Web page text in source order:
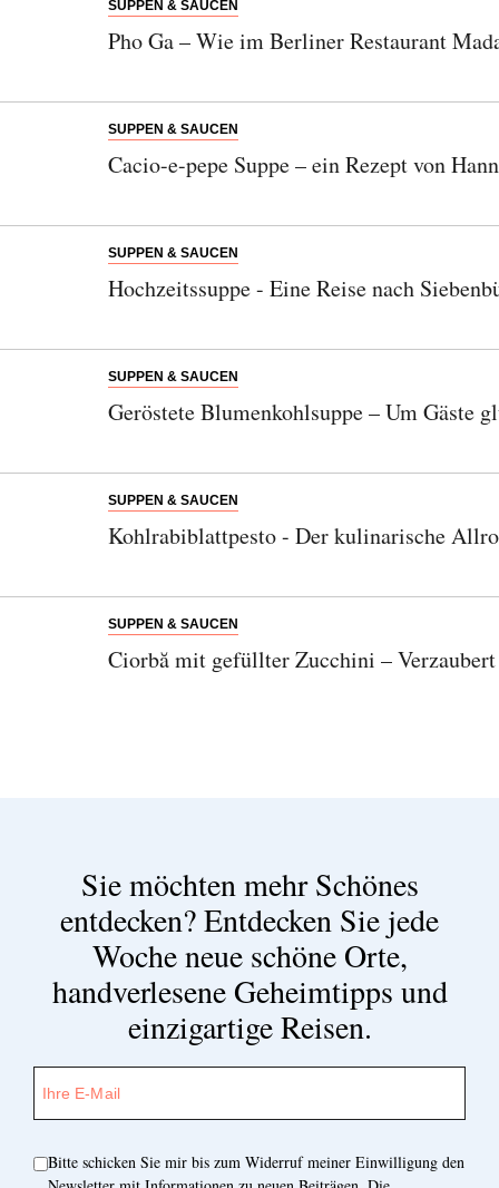
SUPPEN & SAUCEN
Pho Ga – Wie im Berliner Restaurant
SUPPEN & SAUCEN
Cacio-e-pepe Suppe – ein Rezept von
SUPPEN & SAUCEN
Hochzeitssuppe - Eine Reise nach
SUPPEN & SAUCEN
Geröstete Blumenkohlsuppe – Um Gäste
SUPPEN & SAUCEN
Kohlrabiblattpesto - Der kulinarische
SUPPEN & SAUCEN
Ciorbă mit gefüllter Zucchini – Verzaubert
Sie möchten mehr Schönes
entdecken?Entdecken Sie jede
Woche neue schöne Orte,
handverlesene Geheimtipps und
einzigartige Reisen.
Bitte schicken Sie mir bis zum Widerruf meiner Einwilligung den
Bitte schicken Sie mir bis zum Widerruf meiner
Einwilligung den Newsletter mit Informationen zu
zur Kenntnis genommen und akzeptiere diese.
SENDEN